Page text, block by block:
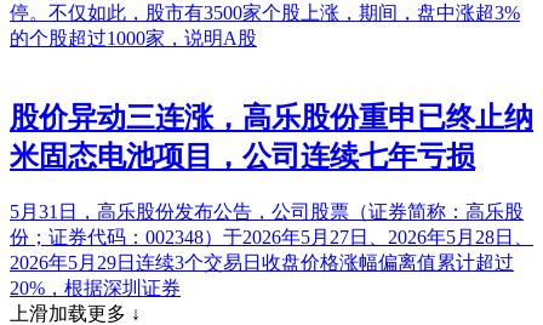
停。不仅如此，股市有3500家个股上涨，期间，盘中涨超3%
的个股超过1000家，说明A股
股价异动三连涨，高乐股份重申已终止纳
米固态电池项目，公司连续七年亏损
5月31日，高乐股份发布公告，公司股票（证券简称：高乐股
份；证券代码：002348）于2026年5月27日、2026年5月28日、
2026年5月29日连续3个交易日收盘价格涨幅偏离值累计超过
20%，根据深圳证券
上滑加载更多 ↓